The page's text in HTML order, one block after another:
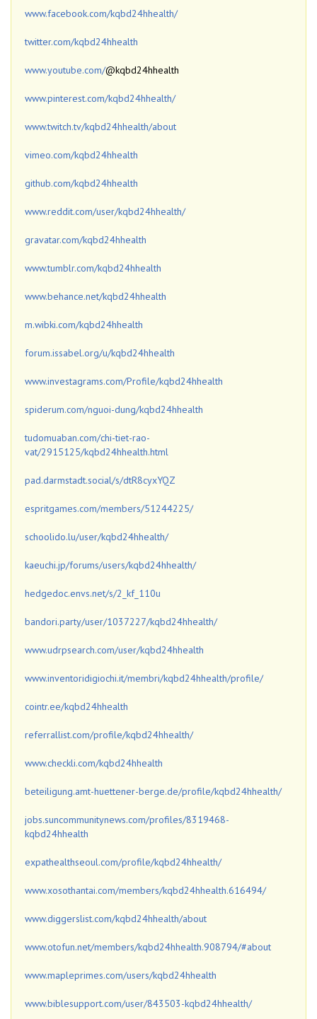
www.facebook.com/kqbd24hhealth/
twitter.com/kqbd24hhealth
www.youtube.com/@kqbd24hhealth
www.pinterest.com/kqbd24hhealth/
www.twitch.tv/kqbd24hhealth/about
vimeo.com/kqbd24hhealth
github.com/kqbd24hhealth
www.reddit.com/user/kqbd24hhealth/
gravatar.com/kqbd24hhealth
www.tumblr.com/kqbd24hhealth
www.behance.net/kqbd24hhealth
m.wibki.com/kqbd24hhealth
forum.issabel.org/u/kqbd24hhealth
www.investagrams.com/Profile/kqbd24hhealth
spiderum.com/nguoi-dung/kqbd24hhealth
tudomuaban.com/chi-tiet-rao-
vat/2915125/kqbd24hhealth.html
pad.darmstadt.social/s/dtR8cyxYQZ
espritgames.com/members/51244225/
schoolido.lu/user/kqbd24hhealth/
kaeuchi.jp/forums/users/kqbd24hhealth/
hedgedoc.envs.net/s/2_kf_110u
bandori.party/user/1037227/kqbd24hhealth/
www.udrpsearch.com/user/kqbd24hhealth
www.inventoridigiochi.it/membri/kqbd24hhealth/profile/
cointr.ee/kqbd24hhealth
referrallist.com/profile/kqbd24hhealth/
www.checkli.com/kqbd24hhealth
beteiligung.amt-huettener-berge.de/profile/kqbd24hhealth/
jobs.suncommunitynews.com/profiles/8319468-
kqbd24hhealth
expathealthseoul.com/profile/kqbd24hhealth/
www.xosothantai.com/members/kqbd24hhealth.616494/
www.diggerslist.com/kqbd24hhealth/about
www.otofun.net/members/kqbd24hhealth.908794/#about
www.mapleprimes.com/users/kqbd24hhealth
www.biblesupport.com/user/843503-kqbd24hhealth/